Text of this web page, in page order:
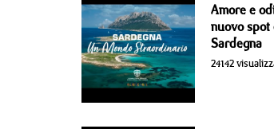
Amore e
nuovo spot
Sardegna
24142